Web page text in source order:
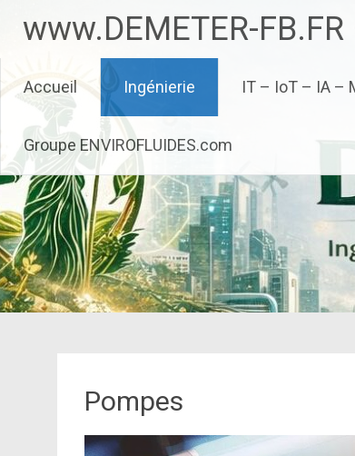
contenu
www.DEMETER-
Accueil Ingénierie IT – IoT – IA –
Groupe ENVIROFLUIDES.com
Pompes